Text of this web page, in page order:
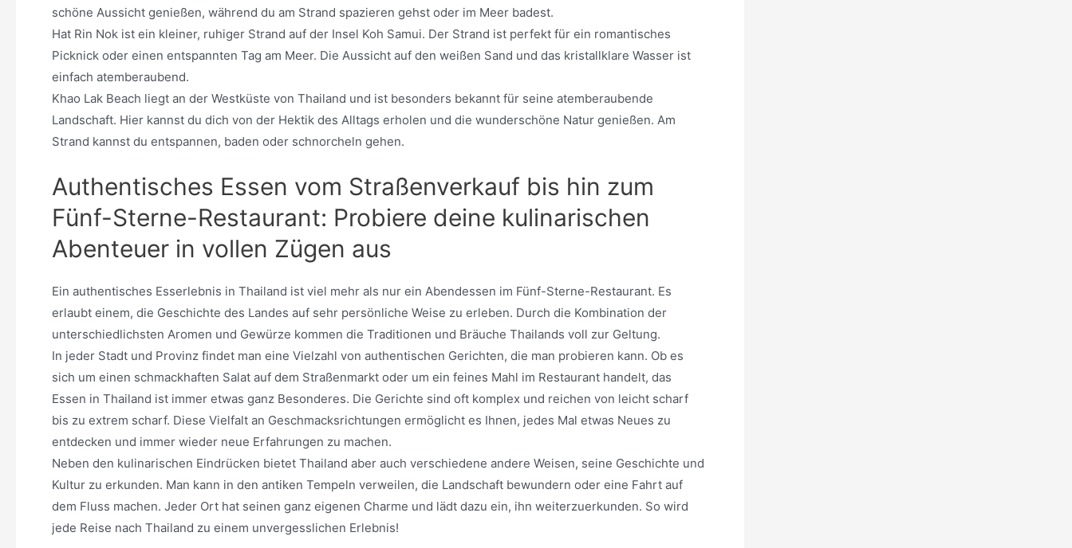
schöne Aussicht genießen, während du am Strand spazieren gehst oder im Meer badest.
Hat Rin Nok ist ein kleiner, ruhiger Strand auf der Insel Koh Samui. Der Strand ist perfekt für ein romantisches
Picknick oder einen entspannten Tag am Meer. Die Aussicht auf den weißen Sand und das kristallklare Wasser ist
einfach atemberaubend.
Khao Lak Beach liegt an der Westküste von Thailand und ist besonders bekannt für seine atemberaubende
Landschaft. Hier kannst du dich von der Hektik des Alltags erholen und die wunderschöne Natur genießen. Am
Strand kannst du entspannen, baden oder schnorcheln gehen.
Authentisches Essen vom Straßenverkauf bis hin zum
Fünf-Sterne-Restaurant: Probiere deine kulinarischen
Abenteuer in vollen Zügen aus
Ein authentisches Esserlebnis in Thailand ist viel mehr als nur ein Abendessen im Fünf-Sterne-Restaurant. Es
erlaubt einem, die Geschichte des Landes auf sehr persönliche Weise zu erleben. Durch die Kombination der
unterschiedlichsten Aromen und Gewürze kommen die Traditionen und Bräuche Thailands voll zur Geltung.
In jeder Stadt und Provinz findet man eine Vielzahl von authentischen Gerichten, die man probieren kann. Ob es
sich um einen schmackhaften Salat auf dem Straßenmarkt oder um ein feines Mahl im Restaurant handelt, das
Essen in Thailand ist immer etwas ganz Besonderes. Die Gerichte sind oft komplex und reichen von leicht scharf
bis zu extrem scharf. Diese Vielfalt an Geschmacksrichtungen ermöglicht es Ihnen, jedes Mal etwas Neues zu
entdecken und immer wieder neue Erfahrungen zu machen.
Neben den kulinarischen Eindrücken bietet Thailand aber auch verschiedene andere Weisen, seine Geschichte und
Kultur zu erkunden. Man kann in den antiken Tempeln verweilen, die Landschaft bewundern oder eine Fahrt auf
dem Fluss machen. Jeder Ort hat seinen ganz eigenen Charme und lädt dazu ein, ihn weiterzuerkunden. So wird
jede Reise nach Thailand zu einem unvergesslichen Erlebnis!